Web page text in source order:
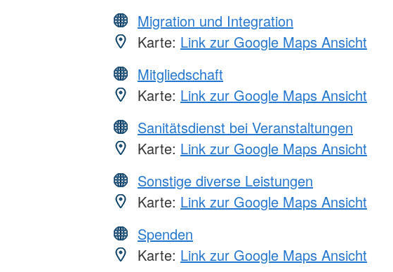
Migration und Integration
Karte: Link zur Google Maps Ansicht
Mitgliedschaft
Karte: Link zur Google Maps Ansicht
Sanitätsdienst bei Veranstaltungen
Karte: Link zur Google Maps Ansicht
Sonstige diverse Leistungen
Karte: Link zur Google Maps Ansicht
Spenden
Karte: Link zur Google Maps Ansicht